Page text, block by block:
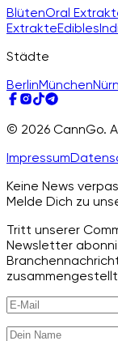
BlütenOral
ExtrakteEdibles
Städte
BerlinMünchen
© 2026 CannGo.
Impressum
Keine News
Melde Dich zu
Tritt unserer
Newsletter